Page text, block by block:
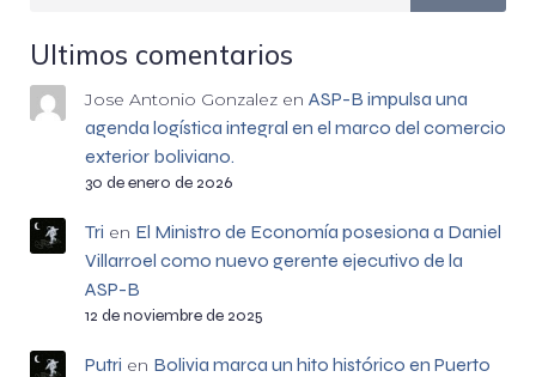
Ultimos comentarios
Jose Antonio Gonzalezen ASP-B impulsa una
agenda logística integral en el marco del comercio
exterior boliviano.
30 de enero de 2026
Tri en El Ministro de Economía posesiona a Daniel
Villarroel como nuevo gerente ejecutivo de la
ASP-B
12 de noviembre de 2025
Putri en Bolivia marca un hito histórico en Puerto